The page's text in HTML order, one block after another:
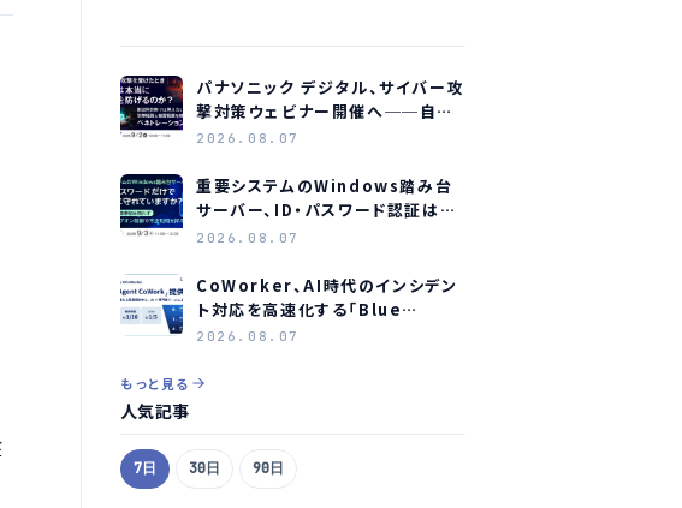
パナソニック デジタル、サイバー攻
撃対策ウェビナー開催へ──自社
防御の実効性検証に焦点
2026.08.07
重要システムのWindows踏み台
サーバー、ID・パスワード認証は限
界か？ オーシャンブリッジとマジセ
2026.08.07
CoWorker、AI時代のインシデン
ト対応を高速化する「Blue
Agent CoWork」を提供開始
2026.08.07
もっと見る
人気記事
7日 30日 90日